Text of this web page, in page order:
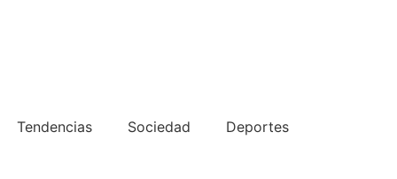
Tendencias Sociedad Deportes